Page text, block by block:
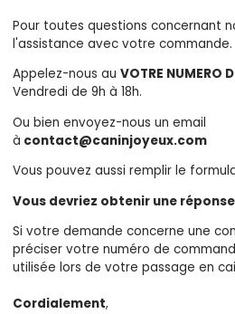
Pour toutes questions concernant
l'assistance avec votre commande.
Appelez-nous au VOTRE NUMERO
Vendredi de 9h à 18h.
Ou bien envoyez-nous un email
à contact@caninjoyeux.com
Vous pouvez aussi remplir le
Vous devriez obtenir une
Si votre demande concerne une
préciser votre numéro de
utilisée lors de votre passage en
Cordialement,